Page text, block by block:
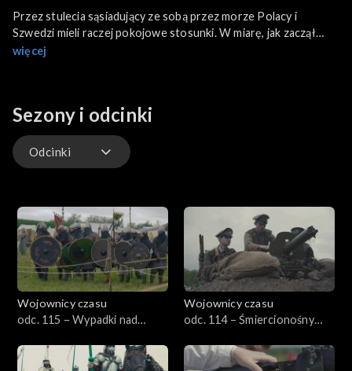
Przez stulecia sąsiadujący ze sobą przez morze Polacy i
Szwedzi mieli raczej pokojowe stosunki. W miarę, jak zaczął
zmieniać się układ sił nad Bałtykiem, konflikty stały się
więcej
Sezony i odcinki
Odcinki
Wojownicy czasu
odc. 115 – Wypadki nad
Wojownicy czasu
odc. 114 – Śmiercionośny